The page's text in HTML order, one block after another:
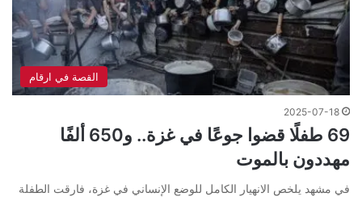
القصة في ارقام
2025-07-18
69 طفلًا قضوا جوعًا في غزة.. و650 ألفًا
مهددون بالموت
في مشهد يلخص الانهيار الكامل للوضع الإنساني في غزة، فارقت الطفلة